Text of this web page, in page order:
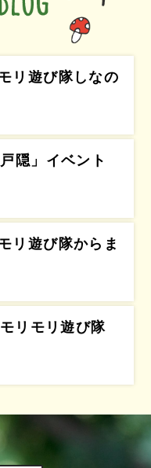
リ遊び隊しなの
戸隠」イベント
リ遊び隊からま
リモリ遊び隊